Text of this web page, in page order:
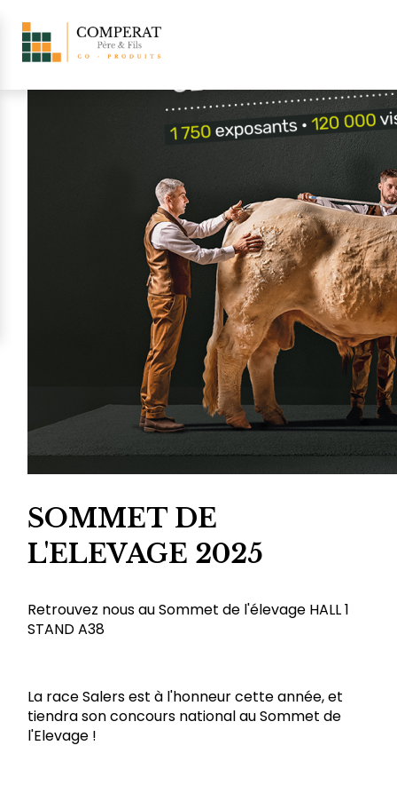
Retour aux actualités
SOMMET DE
L'ELEVAGE 2025
Retrouvez nous au Sommet de l'élevage HALL 1
STAND A38
La race Salers est à l'honneur cette année, et
tiendra son concours national au Sommet de
l'Elevage !